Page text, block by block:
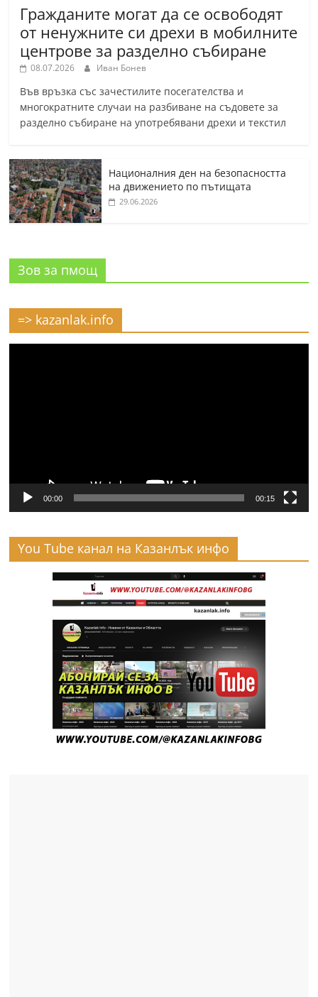
Гражданите могат да се освободят
от ненужните си дрехи в мобилните
центрове за разделно събиране
08.07.2026 Иван Бонев
Във връзка със зачестилите посегателства и
многократните случаи на разбиване на съдовете за
разделно събиране на употребявани дрехи и текстил
Националния ден на безопасността
на движението по пътищата
29.06.2026
Зов за пмощ
=> kazanlak.info
00:00 00:15
You Tube канал на Казанлък инфо